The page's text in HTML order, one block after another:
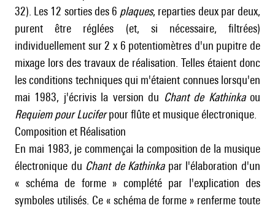
32). Les 12 sorties des 6 plaques, reparties deux par deux,
purent être réglées (et, si nécessaire, filtrées)
individuellement sur 2 x 6 potentiomètres d'un pupitre de
mixage lors des travaux de réalisation. Telles étaient donc
les conditions techniques qui m'étaient connues lorsqu'en
mai 1983, j'écrivis la version du Chant de Kathinkaou
Requiem pour Luciferpour flûte et musique électronique.
Composition et Réalisation
En mai 1983, je commençai la composition de la musique
électronique du Chant de Kathinkapar l'élaboration d'un
« schéma de forme » complété par l'explication des
symboles utilisés. Ce « schéma de forme » renferme toute